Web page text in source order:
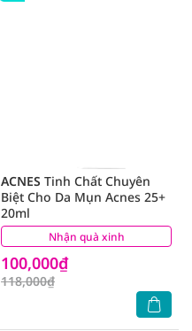
Nhận quà xinh
ACNES Tinh Chất Chuyên
Biệt Cho Da Mụn Acnes 25+
20ml
100,000₫
118,000₫
(3)